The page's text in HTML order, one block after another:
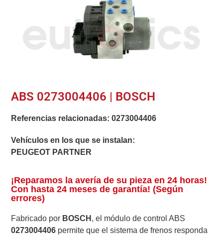
ABS 0273004406 | BOSCH
Referencias relacionadas:0273004406
Vehículos en los que se instalan:
PEUGEOT PARTNER
¡Reparamos la avería de su pieza en 24 horas!
Con hasta 24 meses de garantía! (Según
errores)
Fabricado por BOSCH , el módulo de control ABS
0273004406 permite que el sistema de frenos responda